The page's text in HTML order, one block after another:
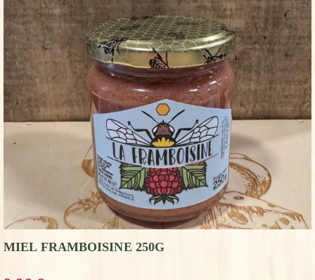
MIEL FRAMBOISINE 250G